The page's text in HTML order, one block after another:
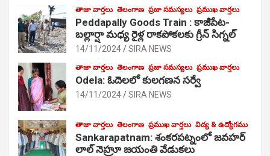
తాజా వార్తలు తెలంగాణ ప్రజా సమస్యలు ప్రముఖ వార్తలు
Peddapally Goods Train : కాజీపేట-
బల్లార్షా మధ్య రైళ్ల రాకపోకలకు గ్రీన్ సిగ్నల్
14/11/2024 SIRA NEWS
తాజా వార్తలు తెలంగాణ ప్రజా సమస్యలు ప్రముఖ వార్తలు
Odela: ఓదెలలో కులగణన సర్వే
14/11/2024 SIRA NEWS
తాజా వార్తలు తెలంగాణ ప్రముఖ వార్తలు విద్య & ఉద్యోగము
Sankarapatnam: శంకరపట్నంలో జవహర్
లాల్ నెహ్రూ జయంతి వేడుకలు